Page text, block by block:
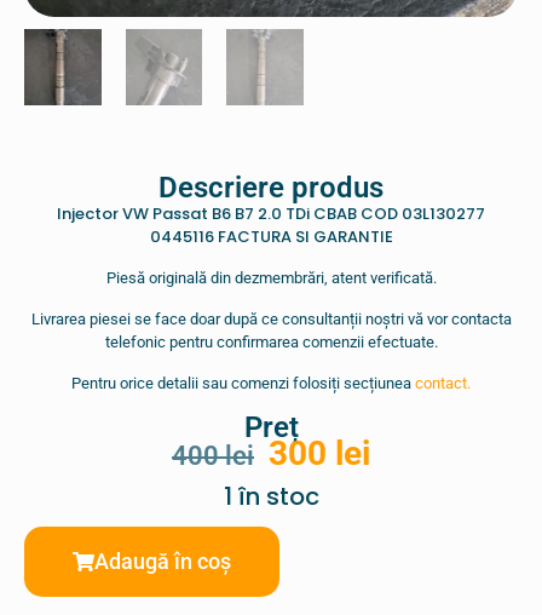
Descriere produs
Injector VW Passat B6 B7 2.0 TDi CBAB COD 03L130277
0445116 FACTURA SI GARANTIE
Piesă originală din dezmembrări, atent verificată.
Livrarea piesei se face doar după ce consultanții noștri vă vor contacta
telefonic pentru confirmarea comenzii efectuate.
Pentru orice detalii sau comenzi folosiți secțiunea contact.
Preț
400lei 300 lei
1 în stoc
Adaugă în coș